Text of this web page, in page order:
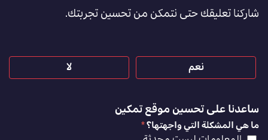
[AR]
شاركنا تعليقك حتى نتمكن من تحسين تجربتك.
نعم لا
ساعدنا على تحسين موقع تمكين
ما هي المشكلة التي واجهتها؟*